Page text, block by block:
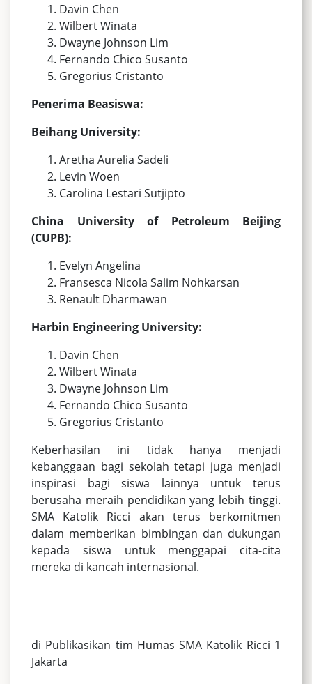
Davin Chen
Wilbert Winata
Dwayne Johnson Lim
Fernando Chico Susanto
Gregorius Cristanto
Penerima Beasiswa:
Beihang University:
Aretha Aurelia Sadeli
Levin Woen
Carolina Lestari Sutjipto
China University of Petroleum Beijing
(CUPB):
Evelyn Angelina
Fransesca Nicola Salim Nohkarsan
Renault Dharmawan
Harbin Engineering University:
Davin Chen
Wilbert Winata
Dwayne Johnson Lim
Fernando Chico Susanto
Gregorius Cristanto
Keberhasilan ini tidak hanya menjadi
kebanggaan bagi sekolah tetapi juga menjadi
inspirasi bagi siswa lainnya untuk terus
berusaha meraih pendidikan yang lebih tinggi.
SMA Katolik Ricci akan terus berkomitmen
dalam memberikan bimbingan dan dukungan
kepada siswa untuk menggapai cita-cita
mereka di kancah internasional.
di Publikasikan tim Humas SMA Katolik Ricci 1
Jakarta